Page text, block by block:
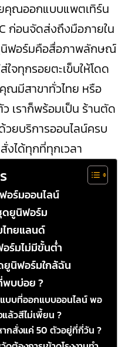
ณออกแบบแพตเทิร์น
ก่อนจัดส่งถึงมือภายใน
นิฟอร์มคือสื่อภาพลักษณ์
จทุกรอยตะเข็บให้โดด
ณมีสาขาทั่วไทย หรือ
เราก็พร้อมเป็น ร้านตัด
ยบริการออนไลน์ครบ
ได้ทุกที่ทุกเวลา
อร์มออนไลน์
ดยูนิฟอร์ม
ทยแลนด์
ร์มไม่มีขั้นต่ำ
นิฟอร์มใกล้ฉัน
พบบ่อย ?
แบบที่ออกแบบออนไลน์ พอ
ล้วสีไม่เพี้ยน ?
ากสั่งแค่ 50 ตัวอยู่ที่กี่วัน ?